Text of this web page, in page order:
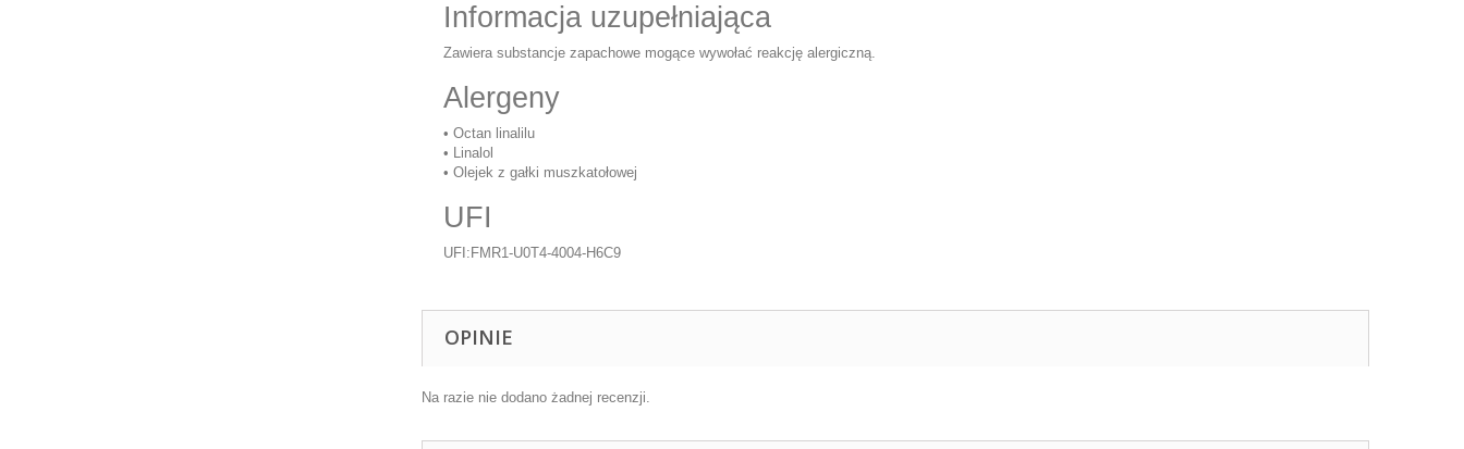
Informacja uzupełniająca
Zawiera substancje zapachowe mogące wywołać reakcję alergiczną.
Alergeny
• Octan linalilu
• Linalol
• Olejek z gałki muszkatołowej
UFI
UFI:FMR1-U0T4-4004-H6C9
OPINIE
Na razie nie dodano żadnej recenzji.